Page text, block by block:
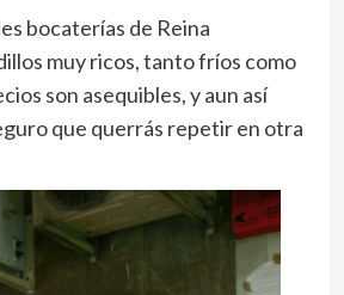
bocaterías de Reina
muy ricos, tanto fríos como
son asequibles, y aun así
que querrás repetir en otra